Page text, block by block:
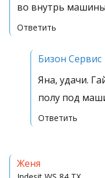
во внутрь
Ответить
Бизон Сервис
Яна, удачи.
полу под
Ответить
Женя